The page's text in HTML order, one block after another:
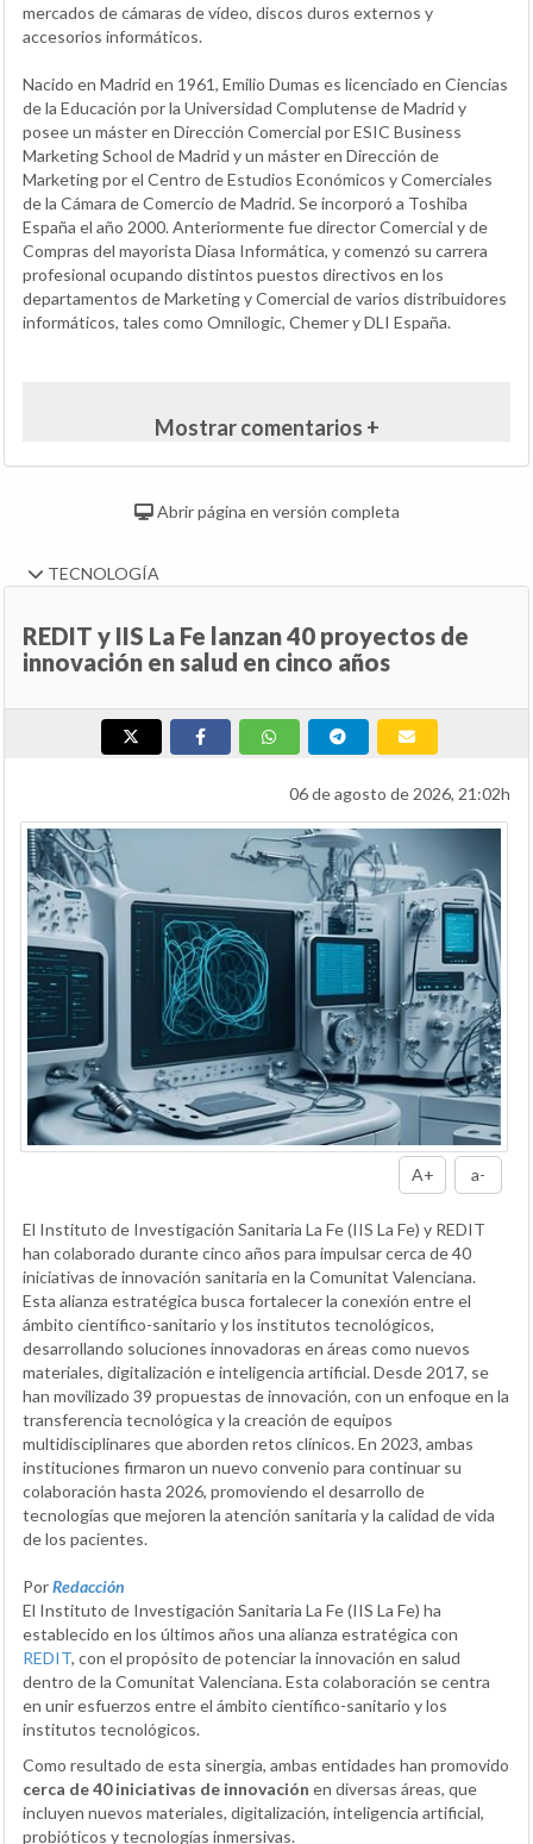
mercados de cámaras de vídeo, discos duros externos y
accesorios informáticos.
Nacido en Madrid en 1961, Emilio Dumas es licenciado en Ciencias
de la Educación por la Universidad Complutense de Madrid y
posee un máster en Dirección Comercial por ESIC Business
Marketing School de Madrid y un máster en Dirección de
Marketing por el Centro de Estudios Económicos y Comerciales
de la Cámara de Comercio de Madrid. Se incorporó a Toshiba
España el año 2000. Anteriormente fue director Comercial y de
Compras del mayorista Diasa Informática, y comenzó su carrera
profesional ocupando distintos puestos directivos en los
departamentos de Marketing y Comercial de varios distribuidores
informáticos, tales como Omnilogic, Chemer y DLI España.
Mostrar comentarios +
Abrir página en versión completa
TECNOLOGÍA
REDIT y IIS La Fe lanzan 40 proyectos de
innovación en salud en cinco años
06 de agosto de 2026, 21:02h
A+ a-
El Instituto de Investigación Sanitaria La Fe (IIS La Fe) y REDIT
han colaborado durante cinco años para impulsar cerca de 40
iniciativas de innovación sanitaria en la Comunitat Valenciana.
Esta alianza estratégica busca fortalecer la conexión entre el
ámbito científico-sanitario y los institutos tecnológicos,
desarrollando soluciones innovadoras en áreas como nuevos
materiales, digitalización e inteligencia artificial. Desde 2017, se
han movilizado 39 propuestas de innovación, con un enfoque en la
transferencia tecnológica y la creación de equipos
multidisciplinares que aborden retos clínicos. En 2023, ambas
instituciones firmaron un nuevo convenio para continuar su
colaboración hasta 2026, promoviendo el desarrollo de
tecnologías que mejoren la atención sanitaria y la calidad de vida
de los pacientes.
PorRedacción
El Instituto de Investigación Sanitaria La Fe (IIS La Fe) ha
establecido en los últimos años una alianza estratégica con
REDIT, con el propósito de potenciar la innovación en salud
dentro de la Comunitat Valenciana. Esta colaboración se centra
en unir esfuerzos entre el ámbito científico-sanitario y los
institutos tecnológicos.
Como resultado de esta sinergia, ambas entidades han promovido
cerca de 40 iniciativas de innovación en diversas áreas, que
incluyen nuevos materiales, digitalización, inteligencia artificial,
probióticos y tecnologías inmersivas.